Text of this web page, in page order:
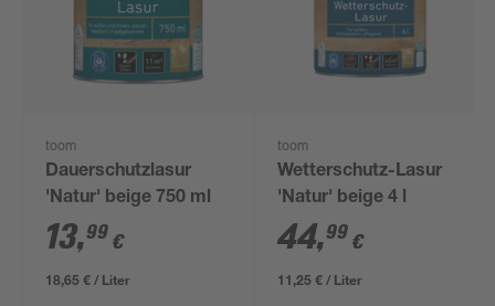
toom
Dauerschutzlasur
'Natur' beige 750 ml
13,99 €
18,65 € / Liter
toom
Wetterschutz-Lasur
'Natur' beige 4 l
44,99 €
11,25 € / Liter